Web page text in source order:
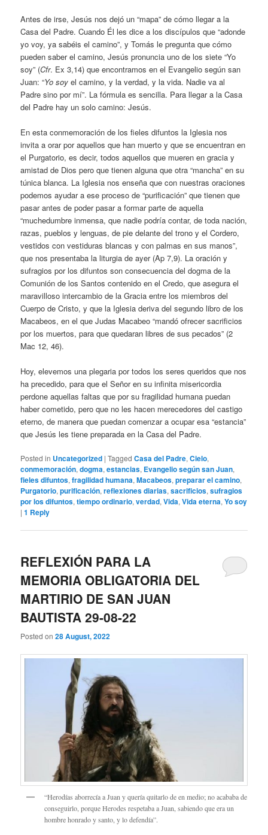
Antes de irse, Jesús nos dejó un “mapa” de cómo llegar a la
Casa del Padre. Cuando Él les dice a los discípulos que “adonde
yo voy, ya sabéis el camino”, y Tomás le pregunta que cómo
pueden saber el camino, Jesús pronuncia uno de los siete “Yo
soy” (Cfr. Ex 3,14) que encontramos en el Evangelio según san
Juan: “Yo soyel camino, y la verdad, y la vida. Nadie va al
Padre sino por mí”. La fórmula es sencilla. Para llegar a la Casa
del Padre hay un solo camino: Jesús.
En esta conmemoración de los fieles difuntos la Iglesia nos
invita a orar por aquellos que han muerto y que se encuentran en
el Purgatorio, es decir, todos aquellos que mueren en gracia y
amistad de Dios pero que tienen alguna que otra “mancha” en su
túnica blanca. La Iglesia nos enseña que con nuestras oraciones
podemos ayudar a ese proceso de “purificación” que tienen que
pasar antes de poder pasar a formar parte de aquella
“muchedumbre inmensa, que nadie podría contar, de toda nación,
razas, pueblos y lenguas, de pie delante del trono y el Cordero,
vestidos con vestiduras blancas y con palmas en sus manos”,
que nos presentaba la liturgia de ayer (Ap 7,9). La oración y
sufragios por los difuntos son consecuencia del dogma de la
Comunión de los Santos contenido en el Credo, que asegura el
maravilloso intercambio de la Gracia entre los miembros del
Cuerpo de Cristo, y que la Iglesia deriva del segundo libro de los
Macabeos, en el que Judas Macabeo “mandó ofrecer sacrificios
por los muertos, para que quedaran libres de sus pecados” (2
Mac 12, 46).
Hoy, elevemos una plegaria por todos los seres queridos que nos
ha precedido, para que el Señor en su infinita misericordia
perdone aquellas faltas que por su fragilidad humana puedan
haber cometido, pero que no les hacen merecedores del castigo
eterno, de manera que puedan comenzar a ocupar esa “estancia”
que Jesús les tiene preparada en la Casa del Padre.
Posted in Uncategorized |Tagged Casa del Padre,Cielo,
conmemoración,dogma,estancias, Evangelio según san Juan,
fieles difuntos,fragilidad humana,Macabeos,preparar el camino,
Purgatorio,purificación,reflexiones diarias,sacrificios,sufragios
por los difuntos,tiempo ordinario,verdad,Vida,Vida eterna,Yo soy
|1 Reply
REFLEXIÓN PARA LA
MEMORIA OBLIGATORIA DEL
MARTIRIO DE SAN JUAN
BAUTISTA 29-08-22
Posted on28 August, 2022
“Herodías aborrecía a Juan y quería quitarlo de en medio; no acababa de
conseguirlo, porque Herodes respetaba a Juan, sabiendo que era un
hombre honrado y santo, y lo defendía”.